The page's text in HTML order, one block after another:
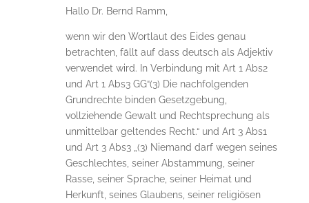
Hallo Dr. Bernd Ramm,
wenn wir den Wortlaut des Eides genau
betrachten, fällt auf dass deutsch als Adjektiv
verwendet wird. In Verbindung mit Art 1 Abs2
und Art 1 Abs3 GG“(3) Die nachfolgenden
Grundrechte binden Gesetzgebung,
vollziehende Gewalt und Rechtsprechung als
unmittelbar geltendes Recht.“ und Art 3 Abs1
und Art 3 Abs3 „(3) Niemand darf wegen seines
Geschlechtes, seiner Abstammung, seiner
Rasse, seiner Sprache, seiner Heimat und
Herkunft, seines Glaubens, seiner religiösen